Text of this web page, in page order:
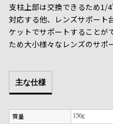
支柱上部は交換できるため1/
対応する他、レンズサポート
ケットでサポートすることが
ため大小様々なレンズのサポ
主な仕様
質量
156g